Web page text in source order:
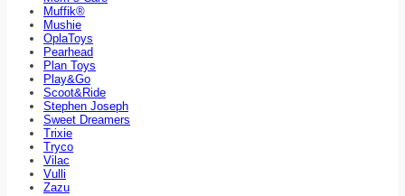
Muffik®
Mushie
OplaToys
Pearhead
Plan Toys
Play&Go
Scoot&Ride
Stephen Joseph
Sweet Dreamers
Trixie
Tryco
Vilac
Vulli
Zazu